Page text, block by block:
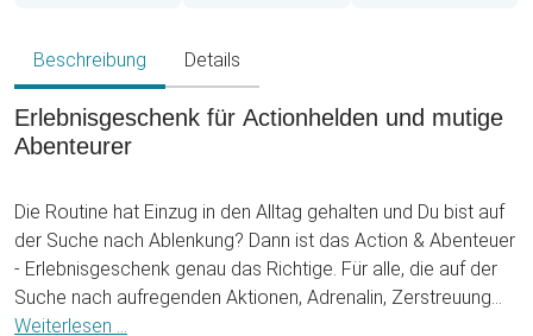
Beschreibung Details
Erlebnisgeschenk für Actionhelden und mutige
Abenteurer
Die Routine hat Einzug in den Alltag gehalten und Du bist auf
der Suche nach Ablenkung? Dann ist das Action & Abenteuer
- Erlebnisgeschenk genau das Richtige. Für alle, die auf der
Suche nach aufregenden Aktionen, Adrenalin, Zerstreuung
und Unterhaltung der anderen Art sind, ist diese tolle Box die
Weiterlesen ...